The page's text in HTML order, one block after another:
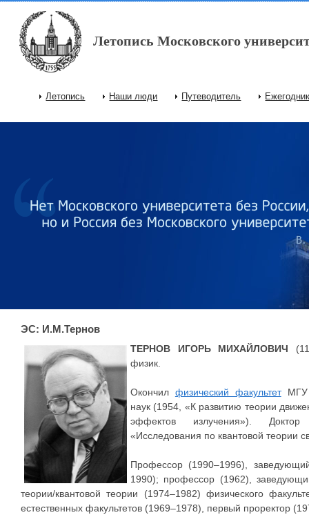
Перейти к основному содержанию
Летопись Московского
Главное меню
Летопись Наши люди Путеводитель
ЭС: И.М.Тернов
ТЕРНОВ ИГОРЬ МИХАЙЛОВИЧ
физик.
Окончил физический факультетМГУ
наук (1954, «К развитию теории
эффектов излучения»).
«Исследования по квантовой теории
Профессор (1990–1996),
1990); профессор (1962),
теории/квантовой теории (1974–1982) физического
естественных факультетов (1969–1978), первый проректор